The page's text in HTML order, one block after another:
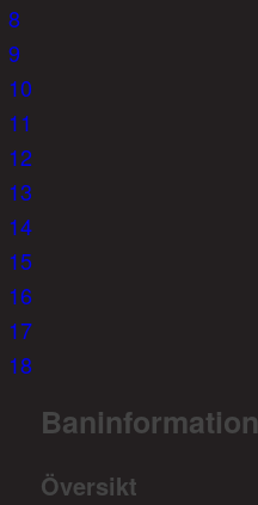
8
9
10
11
12
13
14
15
16
17
18
Baninformation
Översikt